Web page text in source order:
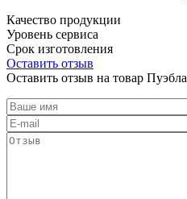
Качество продукции
Уровень сервиса
Срок изготовления
Оставить отзыв
Оставить отзыв на товар Пуэбла